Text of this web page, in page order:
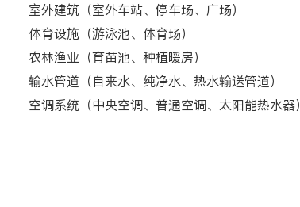
室外建筑（室外车站、停车场、广场）
体育设施（游泳池、体育场）
农林渔业（育苗池、种植暖房）
输水管道（自来水、纯净水、热水输送管道）
空调系统（中央空调、普通空调、太阳能热水器）